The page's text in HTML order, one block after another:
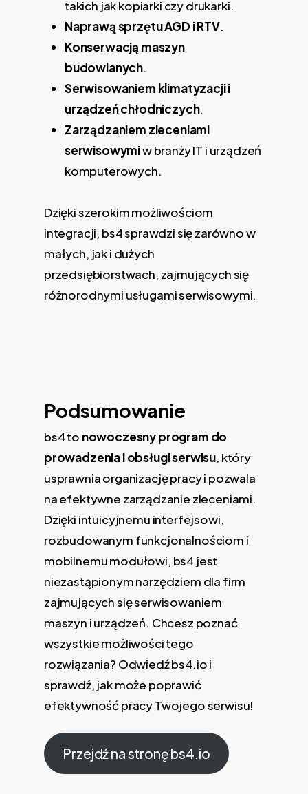
takich jak kopiarki czy drukarki.
Naprawą sprzętu AGD i RTV.
Konserwacją maszyn
budowlanych.
Serwisowaniem klimatyzacji i
urządzeń chłodniczych.
Zarządzaniem zleceniami
serwisowymiw branży IT i urządzeń
komputerowych.
Dzięki szerokim możliwościom
integracji, bs4 sprawdzi się zarówno w
małych, jak i dużych
przedsiębiorstwach, zajmujących się
różnorodnymi usługami serwisowymi.
Podsumowanie
bs4 to nowoczesny program do
prowadzenia i obsługi serwisu, który
usprawnia organizację pracy i pozwala
na efektywne zarządzanie zleceniami.
Dzięki intuicyjnemu interfejsowi,
rozbudowanym funkcjonalnościom i
mobilnemu modułowi, bs4 jest
niezastąpionym narzędziem dla firm
zajmujących się serwisowaniem
maszyn i urządzeń. Chcesz poznać
wszystkie możliwości tego
rozwiązania? Odwiedź bs4.io i
sprawdź, jak może poprawić
efektywność pracy Twojego serwisu!
Przejdź na stronę bs4.io